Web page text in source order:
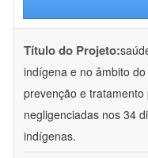
Título do Projeto:
indígena e no âmbito
prevenção e
negligenciadas nos 34
indígenas.